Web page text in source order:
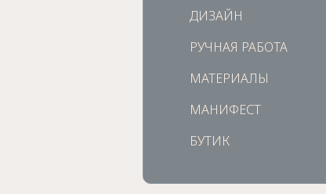
ДИЗАЙН
ДИЗАЙН
РУЧНАЯ РАБОТА
РУЧНАЯ РАБОТА
МАТЕРИАЛЫ
МАТЕРИАЛЫ
МАНИФЕСТ
МАНИФЕСТ
БУТИК
БУТИК